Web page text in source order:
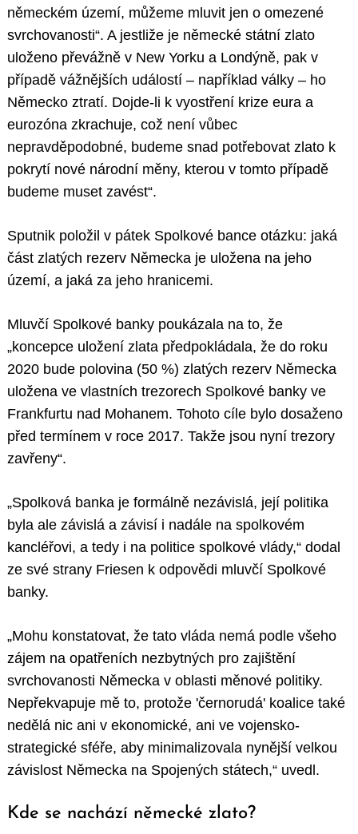
německém území, můžeme mluvit jen o omezené
svrchovanosti“. A jestliže je německé státní zlato
uloženo převážně v New Yorku a Londýně, pak v
případě vážnějších událostí – například války – ho
Německo ztratí. Dojde-li k vyostření krize eura a
eurozóna zkrachuje, což není vůbec
nepravděpodobné, budeme snad potřebovat zlato k
pokrytí nové národní měny, kterou v tomto případě
budeme muset zavést“.
Sputnik položil v pátek Spolkové bance otázku: jaká
část zlatých rezerv Německa je uložena na jeho
území, a jaká za jeho hranicemi.
Mluvčí Spolkové banky poukázala na to, že
„koncepce uložení zlata předpokládala, že do roku
2020 bude polovina (50 %) zlatých rezerv Německa
uložena ve vlastních trezorech Spolkové banky ve
Frankfurtu nad Mohanem. Tohoto cíle bylo dosaženo
před termínem v roce 2017. Takže jsou nyní trezory
zavřeny“.
„Spolková banka je formálně nezávislá, její politika
byla ale závislá a závisí i nadále na spolkovém
kancléřovi, a tedy i na politice spolkové vlády,“ dodal
ze své strany Friesen k odpovědi mluvčí Spolkové
banky.
„Mohu konstatovat, že tato vláda nemá podle všeho
zájem na opatřeních nezbytných pro zajištění
svrchovanosti Německa v oblasti měnové politiky.
Nepřekvapuje mě to, protože 'černorudá' koalice také
nedělá nic ani v ekonomické, ani ve vojensko-
strategické sféře, aby minimalizovala nynější velkou
závislost Německa na Spojených státech,“ uvedl.
Kde se nachází německé zlato?